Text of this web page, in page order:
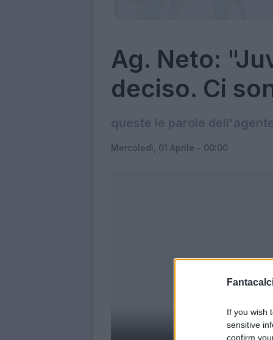
If you wish
sensitive
confirm
Ag. Neto:
deciso. Ci
queste le parole
Mercoledì, 01 Aprile - 00:00